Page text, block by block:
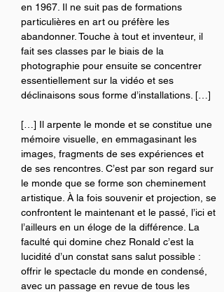
en 1967. Il ne suit pas de formations
particulières en art ou préfère les
abandonner. Touche à tout et inventeur, il
fait ses classes par le biais de la
photographie pour ensuite se concentrer
essentiellement sur la vidéo et ses
déclinaisons sous forme d’installations. […]
[…] Il arpente le monde et se constitue une
mémoire visuelle, en emmagasinant les
images, fragments de ses expériences et
de ses rencontres. C’est par son regard sur
le monde que se forme son cheminement
artistique. À la fois souvenir et projection, se
confrontent le maintenant et le passé, l’ici et
l’ailleurs en un éloge de la différence. La
faculté qui domine chez Ronald c’est la
lucidité d’un constat sans salut possible :
offrir le spectacle du monde en condensé,
avec un passage en revue de tous les